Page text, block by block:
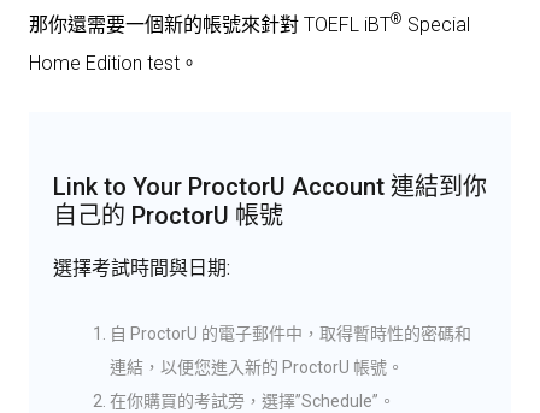
那你還需要一個新的帳號來針對 TOEFL iBT® Special
Home Edition test。
Link to Your ProctorU Account 連結到你
自己的 ProctorU 帳號
選擇考試時間與日期:
自 ProctorU 的電子郵件中，取得暫時性的密碼和
連結，以便您進入新的 ProctorU 帳號。
在你購買的考試旁，選擇”Schedule”。